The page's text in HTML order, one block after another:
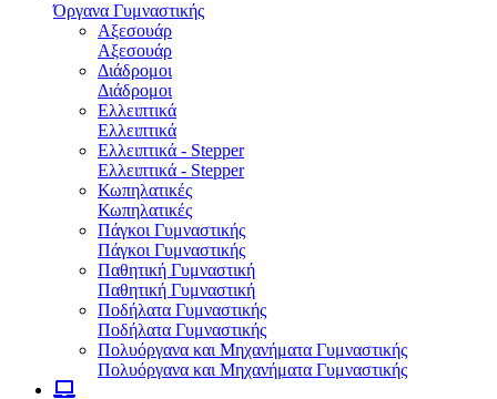
Όργανα Γυμναστικής
Αξεσουάρ
Αξεσουάρ
Διάδρομοι
Διάδρομοι
Ελλειπτικά
Ελλειπτικά
Ελλειπτικά - Stepper
Ελλειπτικά - Stepper
Κωπηλατικές
Κωπηλατικές
Πάγκοι Γυμναστικής
Πάγκοι Γυμναστικής
Παθητική Γυμναστική
Παθητική Γυμναστική
Ποδήλατα Γυμναστικής
Ποδήλατα Γυμναστικής
Πολυόργανα και Μηχανήματα Γυμναστικής
Πολυόργανα και Μηχανήματα Γυμναστικής